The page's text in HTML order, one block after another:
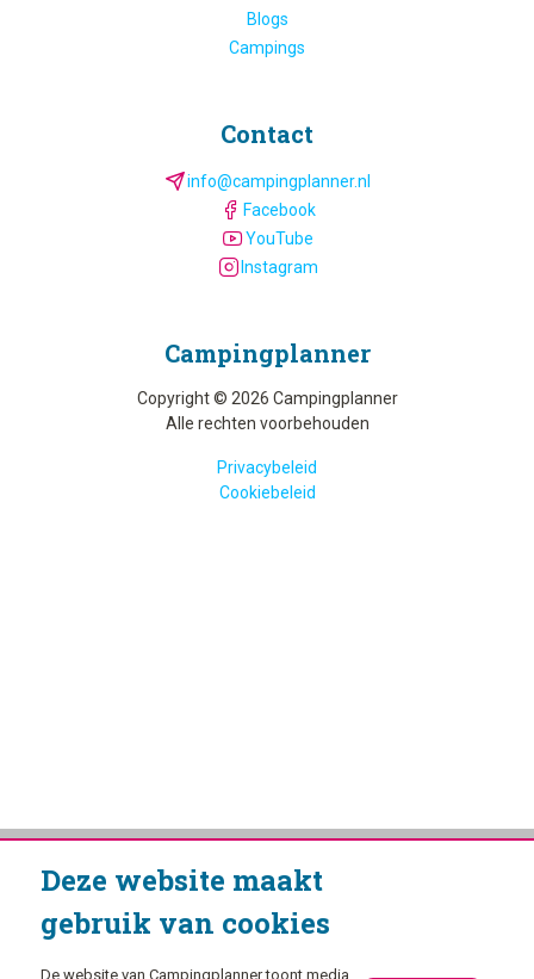
Blogs
Campings
Contact
info@campingplanner.nl
Facebook
YouTube
Instagram
Camping­planner
Copyright © 2026 Campingplanner
Alle rechten voorbehouden
Privacybeleid
Cookiebeleid
Deze website maakt
gebruik van cookies
De website van Campingplanner toont media